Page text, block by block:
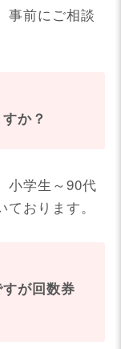
事前にご相談
か？
小学生～90代
おります。
が回数券